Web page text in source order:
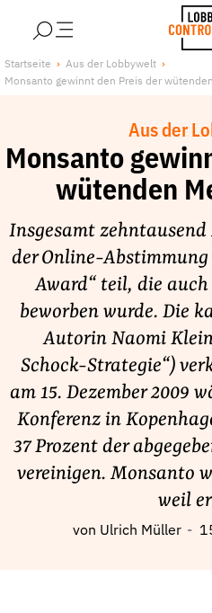
Über uns
Finanzierung
Lobbykritische Stadtführungen
Unsere Schwerpunkte
Lobbykontrolle und Regeln
Spenden & Fördern
Fördermitglied werden
Jetzt Spenden
Geschenkspende
Bußgelder und Geldauflagen
Projektspende
Startseite
Aus der Lobbywelt
Monsanto gewinnt den Preis der
Aus der
Monsanto
wütenden
Insgesamt
der Online-
Award“ teil, die
beworben wurde. Die
Autorin Naomi
Schock-Strategie“)
am 15. Dezember 2009
Konferenz in
37 Prozent der
vereinigen. Monsanto
weil
von Ulrich Müller